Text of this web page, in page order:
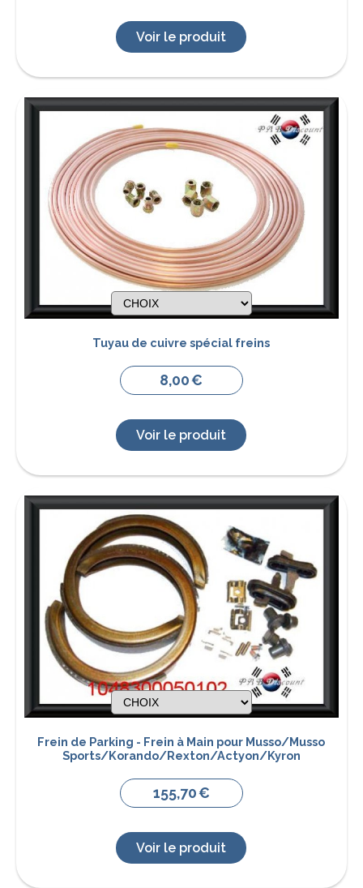
Voir le produit
Tuyau de cuivre spécial freins
8,00€
Voir le produit
Frein de Parking - Frein à Main pour Musso/Musso
Sports/Korando/Rexton/Actyon/Kyron
155,70€
Voir le produit